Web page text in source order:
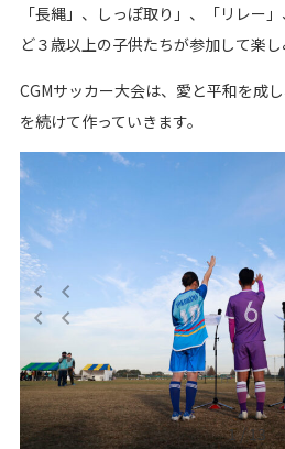
「長縄」、しっぽ取り」、「リレー
ど３歳以上の子供たちが参加して楽し
CGMサッカー大会は、愛と平和を成
を続けて作っていきます。
1 / 13